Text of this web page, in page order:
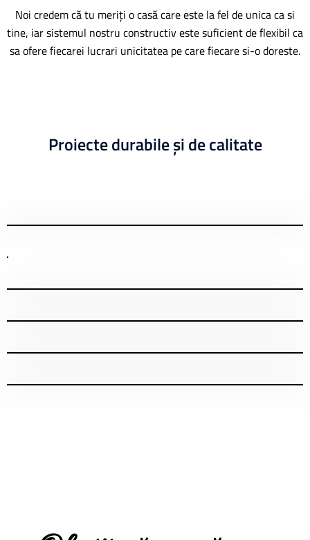
Noi credem că tu meriți o casă care este la fel de unica ca si
tine, iar sistemul nostru constructiv este suficient de flexibil ca
sa ofere fiecarei lucrari unicitatea pe care fiecare si-o doreste.
Proiecte durabile și de calitate